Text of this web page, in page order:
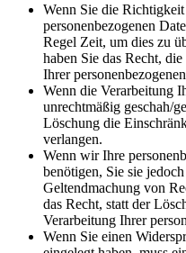
Wenn Sie die
personenbezogenen
Regel Zeit, um dies zu
haben Sie das Recht,
Ihrer
Wenn die Verarbeitung
unrechtmäßig geschah/
Löschung die
verlangen.
Wenn wir Ihre
benötigen, Sie sie
Geltendmachung von
das Recht, statt der
Verarbeitung Ihrer
Wenn Sie einen